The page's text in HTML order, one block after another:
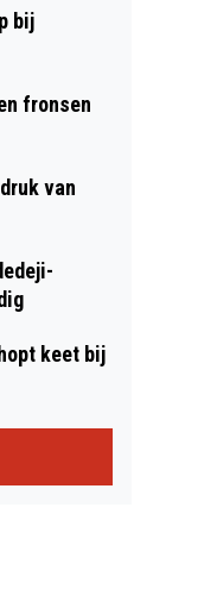
bij
fronsen
van
keet bij